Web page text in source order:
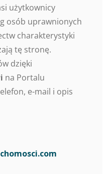
użytkownicy
osób uprawnionych
charakterystyki
tę stronę.
dzięki
na Portalu
e-mail i opis